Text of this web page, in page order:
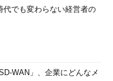
代でも変わらない経営者の
WAN」、企業にどんなメ